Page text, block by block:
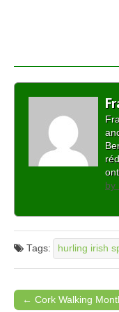
by
Tags: hurling irish
← Cork Walking